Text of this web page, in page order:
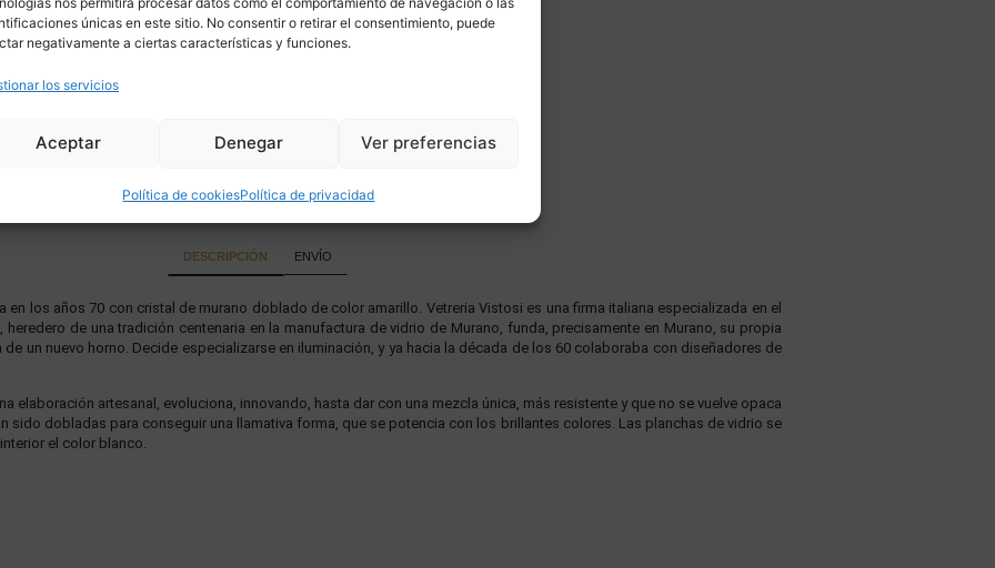
únicas en este sitio. No consentir o retirar el consentimiento, puede
negativamente a ciertas características y funciones.
los servicios
Aceptar Denegar Ver preferencias
Política de cookiesPolítica de privacidad
DESCRIPCIÓN ENVÍO
en los años 70 con cristal de murano doblado de color amarillo. Vetreria Vistosi es una firma italiana especializada en el
de una tradición centenaria en la manufactura de vidrio de Murano, funda, precisamente en Murano, su propia
un nuevo horno. Decide especializarse en iluminación, y ya hacia la década de los 60 colaboraba con diseñadores de
elaboración artesanal, evoluciona, innovando, hasta dar con una mezcla única, más resistente y que no se vuelve opaca
sido dobladas para conseguir una llamativa forma, que se potencia con los brillantes colores. Las planchas de vidrio se
el color blanco.